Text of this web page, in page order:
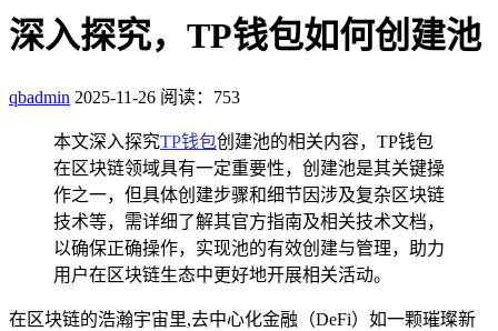
深入探究，TP钱包如何创建池
qbadmin 2025-11-26 阅读：753
本文深入探究TP钱包创建池的相关内容，TP钱包
在区块链领域具有一定重要性，创建池是其关键操
作之一，但具体创建步骤和细节因涉及复杂区块链
技术等，需详细了解其官方指南及相关技术文档，
以确保正确操作，实现池的有效创建与管理，助力
用户在区块链生态中更好地开展相关活动。
在区块链的浩瀚宇宙里,去中心化金融（DeFi）如一颗璀璨新